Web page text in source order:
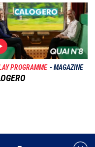
PROGRAMME MAGAZINE